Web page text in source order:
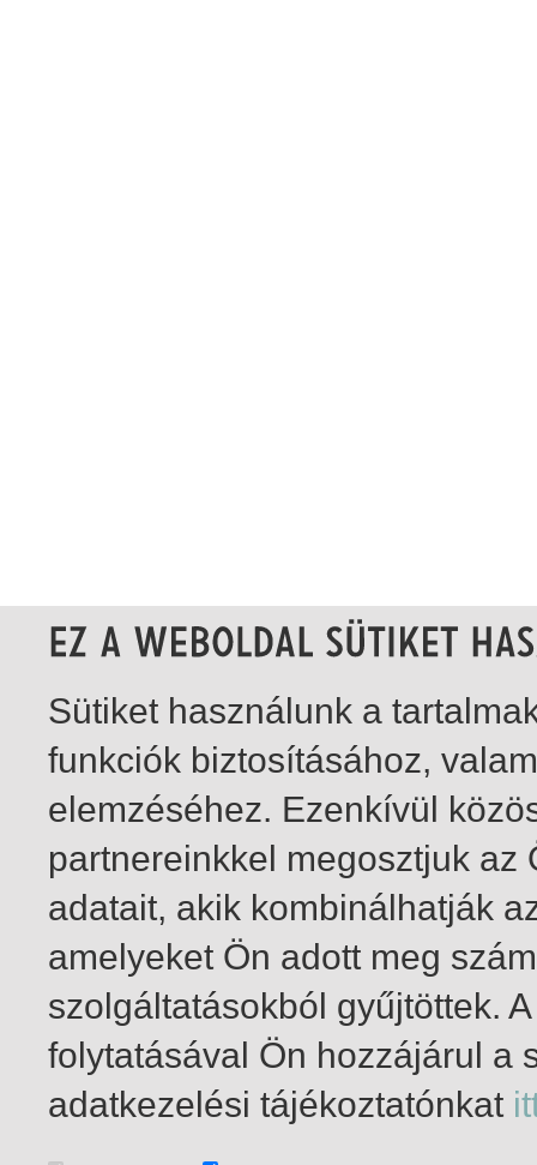
1-4 / insgesamt 4 Treffer
Sütiket használunk a
funkciók biztosításához,
elemzéséhez. Ezenkívül
partnereinkkel megosztjuk
adatait, akik kombinálhatják
amelyeket Ön adott meg
szolgáltatásokból gyűjtöttek.
folytatásával Ön hozzájárul a
adatkezelési tájékoztatónkat